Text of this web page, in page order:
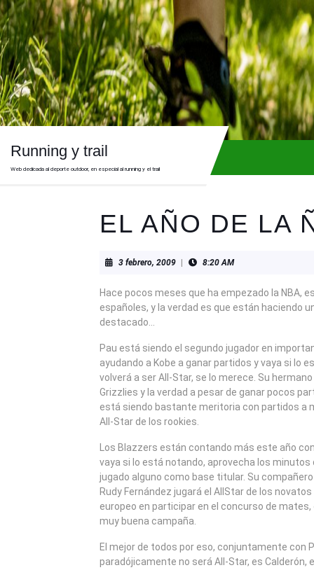
Skip
to
content
Running y trail
Web dedicada al deporte outdoor, en especial al running y el trail
EL AÑO DE LA
3 febrero, 20093
8:20 AM
Hace pocos meses que ha empezado la NBA,
españoles, y la verdad es que están haciendo
destacado…
Pau está siendo el segundo jugador en
ayudando a Kobe a ganar partidos y vaya si lo
volverá a ser All-Star, se lo merece. Su
Grizzlies y la verdad a pesar de ganar pocos
está siendo bastante meritoria con partidos a
All-Star de los rookies.
Los Blazzers están contando más este año
vaya si lo está notando, aprovecha los minutos
jugado alguno como base titular. Su
Rudy Fernández jugará el AllStar de los
europeo en participar en el concurso de
muy buena campaña.
El mejor de todos por eso, conjuntamente con
paradójicamente no será All-Star, es Calderón,